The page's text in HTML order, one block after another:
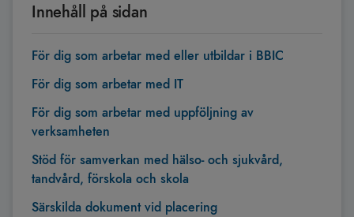
Innehåll på sidan
För dig som arbetar med eller utbildar i BBIC
För dig som arbetar med IT
För dig som arbetar med uppföljning av
verksamheten
Stöd för samverkan med hälso- och sjukvård,
tandvård, förskola och skola
Särskilda dokument vid placering